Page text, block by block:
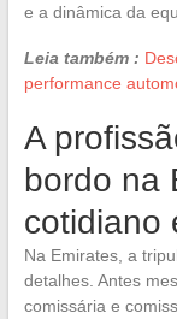
e a dinâmica da
Leia também :
performance
A
bordo na
cotidiano
Na Emirates, a
detalhes. Antes
comissária e